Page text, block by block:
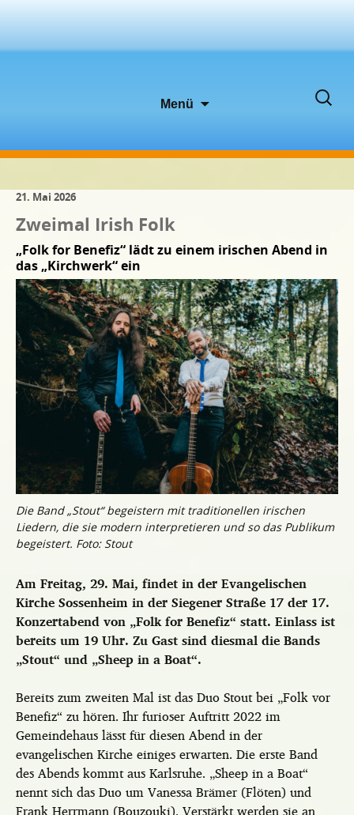
Menü
Suchen
21. Mai 2026
Zweimal Irish Folk
„Folk for Benefiz“ lädt zu einem irischen Abend in
das „Kirchwerk“ ein
Die Band „Stout“ begeistern mit traditionellen irischen
Liedern, die sie modern interpretieren und so das Publikum
begeistert. Foto: Stout
Am Freitag, 29. Mai, findet in der Evangelischen
Kirche Sossenheim in der Siegener Straße 17 der 17.
Konzertabend von „Folk for Benefiz“ statt. Einlass ist
bereits um 19 Uhr. Zu Gast sind diesmal die Bands
„Stout“ und „Sheep in a Boat“.
Bereits zum zweiten Mal ist das Duo Stout bei „Folk vor
Benefiz“ zu hören. Ihr furioser Auftritt 2022 im
Gemeindehaus lässt für diesen Abend in der
evangelischen Kirche einiges erwarten. Die erste Band
des Abends kommt aus Karlsruhe. „Sheep in a Boat“
nennt sich das Duo um Vanessa Brämer (Flöten) und